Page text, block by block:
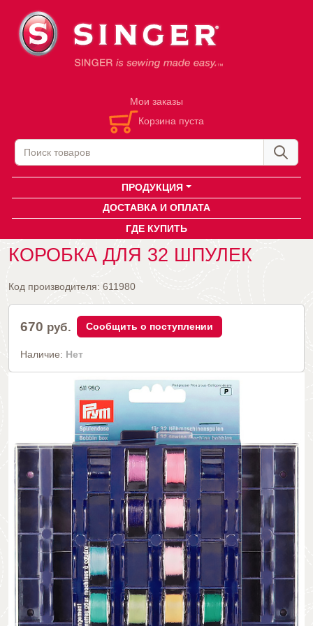
Мои заказы
Корзина пуста
ПРОДУКЦИЯ
ДОСТАВКА И ОПЛАТА
ГДЕ КУПИТЬ
КОРОБКА ДЛЯ 32 ШПУЛЕК
Код производителя: 611980
670 руб. Сообщить о поступлении
Наличие: Нет